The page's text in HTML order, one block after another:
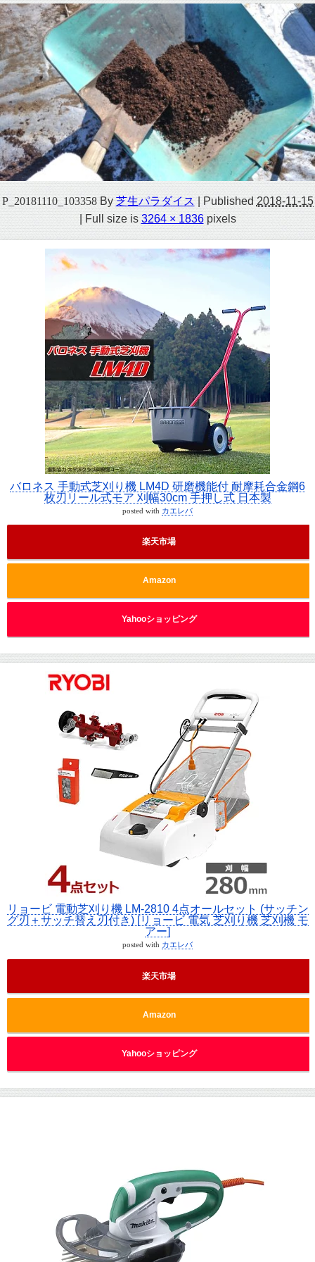
P_20181110_103358 By 芝生パラダイス Published 2018-11-15
| Full size is3264 × 1836pixels
バロネス 手動式芝刈り機 LM4D 研磨機能付 耐摩耗合金鋼6
枚刃リール式モア 刈幅30cm 手押し式 日本製
posted with カエレバ
楽天市場
Amazon
Yahooショッピング
リョービ 電動芝刈り機 LM-2810 4点オールセット (サッチン
グ刃＋サッチ替え刃付き) [リョービ 電気 芝刈り機 芝刈機 モ
アー]
posted with カエレバ
楽天市場
Amazon
Yahooショッピング